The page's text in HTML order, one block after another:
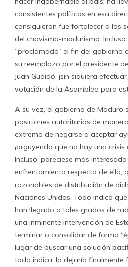
consistentes políticas en esa
consiguieron fue fortalecer a los
del chavismo-madurismo.
“proclamado” el fin del gobierno
su reemplazo por el presidente
Juan Guaidó, ¡sin siquiera
votación de la Asamblea para
A su vez, el gobierno de Maduro
posiciones autoritarias de
extremo de negarse a aceptar
¡arguyendo que no hay una
Incluso, pareciese más
enfrentamiento respecto de ello,
razonables de distribución de
Naciones Unidas. Todo indica
han llegado a tales grados de
una inminente intervención de
terminar o consolidar de forma
lugar de buscar una solución
todo indica, lo dejaría finalmente